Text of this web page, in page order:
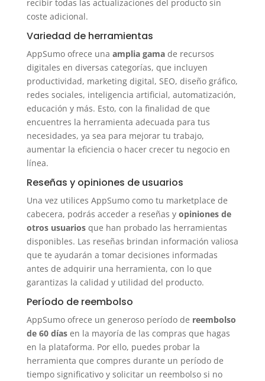
recibir todas las actualizaciones del producto sin
coste adicional.
Variedad de herramientas
AppSumo ofrece una amplia gamade recursos
digitales en diversas categorías, que incluyen
productividad, marketing digital, SEO, diseño gráfico,
redes sociales, inteligencia artificial, automatización,
educación y más. Esto, con la finalidad de que
encuentres la herramienta adecuada para tus
necesidades, ya sea para mejorar tu trabajo,
aumentar la eficiencia o hacer crecer tu negocio en
línea.
Reseñas y opiniones de usuarios
Una vez utilices AppSumo como tu marketplace de
cabecera, podrás acceder a reseñas y opiniones de
otros usuariosque han probado las herramientas
disponibles. Las reseñas brindan información valiosa
que te ayudarán a tomar decisiones informadas
antes de adquirir una herramienta, con lo que
garantizas la calidad y utilidad del producto.
Período de reembolso
AppSumo ofrece un generoso período de reembolso
de 60 díasen la mayoría de las compras que hagas
en la plataforma. Por ello, puedes probar la
herramienta que compres durante un período de
tiempo significativo y solicitar un reembolso si no